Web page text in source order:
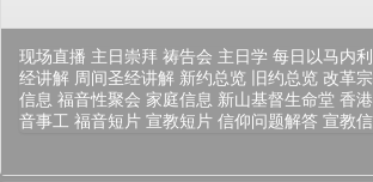
现场直播 主日崇拜 祷告会 主日学 每日以马内利
经讲解 周间圣经讲解 新约总览 旧约总览 改革
信息 福音性聚会 家庭信息 新山基督生命堂 香
音事工 福音短片 宣教短片 信仰问题解答 宣教